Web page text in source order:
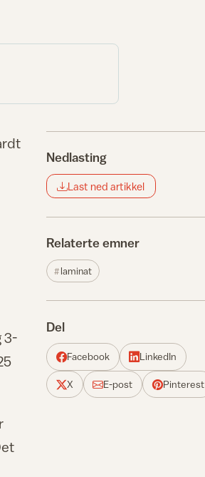
3-
Nedlasting
Last ned artikkel
Relaterte emner
laminat
Del
Facebook LinkedIn
X E-post Pinterest